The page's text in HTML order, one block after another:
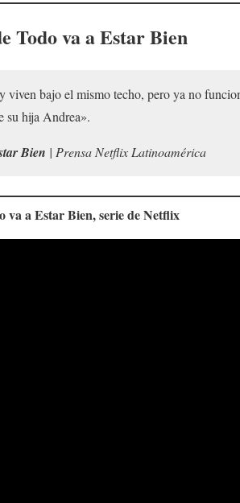
Todo va a Estar Bien
viven bajo el mismo techo, pero ya no
su hija Andrea».
Bien | Prensa Netflix Latinoamérica
va a Estar Bien, serie de Netflix